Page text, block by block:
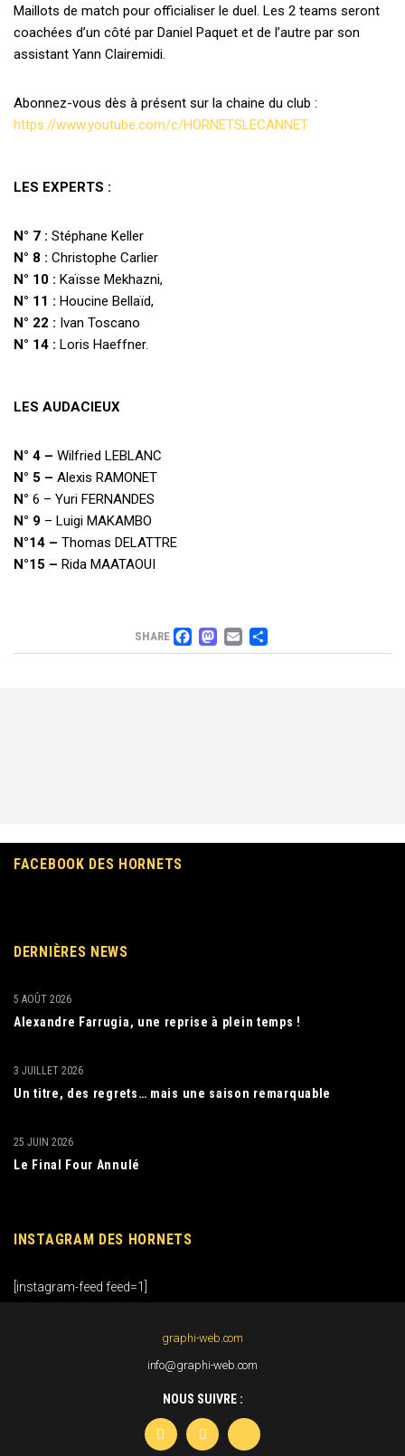
Maillots de match pour officialiser le duel. Les 2 teams seront
coachées d’un côté par Daniel Paquet et de l’autre par son
assistant Yann Clairemidi.
Abonnez-vous dès à présent sur la chaine du club :
https://www.youtube.com/c/HORNETSLECANNET
LES EXPERTS :
N° 7 : Stéphane Keller
N° 8 : Christophe Carlier
N° 10 : Kaïsse Mekhazni,
N° 11 : Houcine Bellaïd,
N° 22 : Ivan Toscano
N° 14 : Loris Haeffner.
LES AUDACIEUX
N° 4 – Wilfried LEBLANC
N° 5 – Alexis RAMONET
N° 6 – Yuri FERNANDES
N° 9 – Luigi MAKAMBO
N°14 – Thomas DELATTRE
N°15 – Rida MAATAOUI
SHARE FACEBOOK
MASTODON
EMAIL
PARTAGER
FACEBOOK DES HORNETS
DERNIÈRES NEWS
Alexandre Farrugia, une reprise à plein temps !
5 AOÛT 2026
Un titre, des regrets… mais une saison remarquable
3 JUILLET 2026
Le Final Four Annulé
25 JUIN 2026
INSTAGRAM DES HORNETS
[instagram-feed feed=1]
graphi-web.com
info@graphi-web.com
NOUS SUIVRE :